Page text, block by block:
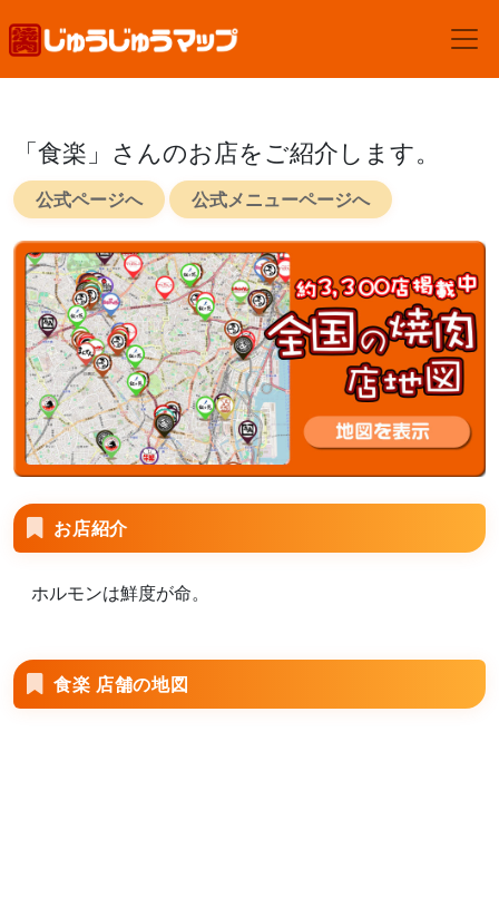
「食楽」さんのお店をご紹介します。
公式ページへ 公式メニューページへ
お店紹介
ホルモンは鮮度が命。
食楽 店舗の地図